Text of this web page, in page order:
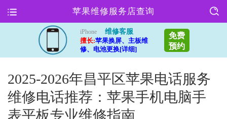
苹果维修服务店查询
iPhone
维修客服
擅长:苹果换屏、主板维
修、电池更换[详细]
免费
预约
2025-2026年昌平区苹果电话服务
维修电话推荐：苹果手机电脑手
表平板专业维修指南